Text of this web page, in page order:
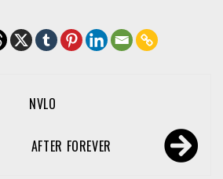
NVLO
AFTER FOREVER